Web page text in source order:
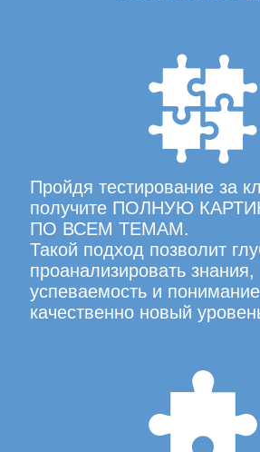
Пройдя тестирование за
получите ПОЛНУЮ
ПО ВСЕМ ТЕМАМ.
Такой подход позволит
проанализировать
успеваемость и
качественно новый